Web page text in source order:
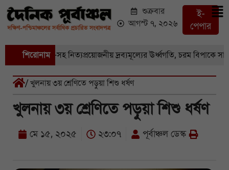
শুক্রবার
আগস্ট ৭, ২০২৬
ই-
পেপার
শিরোনাম
সবজি-সহ নিত্যপ্রয়োজনীয় দ্রব্যমূল্যের ঊর্ধ্বগতি, চরম বিপাকে
/ খুলনায় ৩য় শ্রেণিতে পড়ুয়া শিশু ধর্ষণ
খুলনায় ৩য় শ্রেণিতে পড়ুয়া শিশু ধর্ষণ
মে ১৫, ২০২৫ ২৩:০৭ পূর্বাঞ্চল ডেস্ক